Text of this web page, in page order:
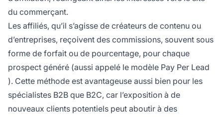
du commerçant.
Les affiliés, qu’il s’agisse de créateurs de contenu ou
d’entreprises, reçoivent des commissions, souvent sous
forme de forfait ou de pourcentage, pour chaque
prospect généré (aussi appelé le modèle Pay Per Lead
). Cette méthode est avantageuse aussi bien pour les
spécialistes B2B que B2C, car l’exposition à de
nouveaux clients potentiels peut aboutir à des